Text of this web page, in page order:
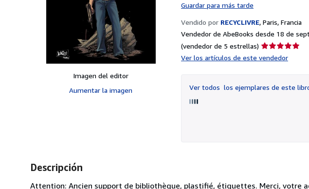
Imagen del editor
Aumentar la imagen
Guardar para más tarde
Vendido por RECYCLIVRE, Paris, Francia
Vendedor de AbeBooks desde 18 de
(vendedor de 5 estrellas) Calificación
Ver los artículos de este vendedor
Ver todos los ejemplares de este
Descripción
Attention: Ancien support de bibliothèque, plastifié, étiquettes. Merci, votre